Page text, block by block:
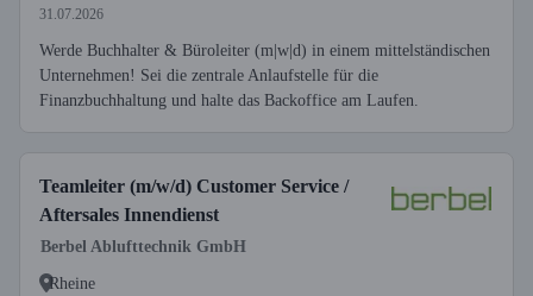
31.07.2026
Werde Buchhalter & Büroleiter (m|w|d) in einem mittelständischen
Unternehmen! Sei die zentrale Anlaufstelle für die
Finanzbuchhaltung und halte das Backoffice am Laufen.
Teamleiter (m/w/d) Customer Service /
Aftersales Innendienst
Berbel Ablufttechnik GmbH
Rheine